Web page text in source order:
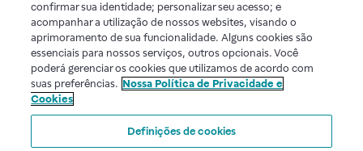
confirmar sua identidade; personalizar seu acesso; e
acompanhar a utilização de nossos websites, visando o
aprimoramento de sua funcionalidade. Alguns cookies são
essenciais para nossos serviços, outros opcionais. Você
poderá gerenciar os cookies que utilizamos de acordo com
suas preferências. Nossa Política de Privacidade e
Cookies
Definições de cookies